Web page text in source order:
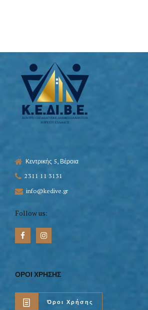
Κεντρικής 5, Βέροια
2311 11 3131
info@kedive.gr
Follow us:
ΟΡΟΙ ΧΡΗΣΗΣ
Όροι Χρήσης